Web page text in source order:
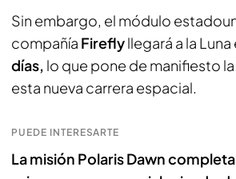
Sin embargo, el módulo
compañía Fireflyllegará a la
días, lo que pone de manifiesto
esta nueva carrera espacial.
PUEDE INTERESARTE
La misión Polaris Dawn